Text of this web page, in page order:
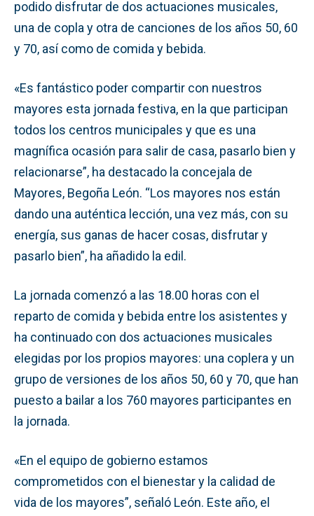
podido disfrutar de dos actuaciones musicales,
una de copla y otra de canciones de los años 50, 60
y 70, así como de comida y bebida.
«Es fantástico poder compartir con nuestros
mayores esta jornada festiva, en la que participan
todos los centros municipales y que es una
magnífica ocasión para salir de casa, pasarlo bien y
relacionarse”, ha destacado la concejala de
Mayores, Begoña León. “Los mayores nos están
dando una auténtica lección, una vez más, con su
energía, sus ganas de hacer cosas, disfrutar y
pasarlo bien”, ha añadido la edil.
La jornada comenzó a las 18.00 horas con el
reparto de comida y bebida entre los asistentes y
ha continuado con dos actuaciones musicales
elegidas por los propios mayores: una coplera y un
grupo de versiones de los años 50, 60 y 70, que han
puesto a bailar a los 760 mayores participantes en
la jornada.
«En el equipo de gobierno estamos
comprometidos con el bienestar y la calidad de
vida de los mayores”, señaló León. Este año, el